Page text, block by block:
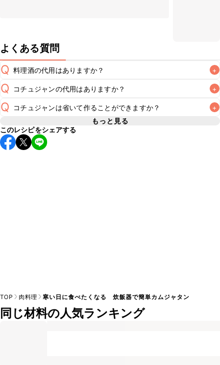
よくある質問
Q 料理酒の代用はありますか？ +
A
Q コチュジャンの代用はありますか？ +
A
Q コチュジャンは省いて作ることができますか？ +
A
使用量が少ない場合は省いてもお作りいただけますが、メイ
ンの味付けとして使用している場合は省くと味がぼやける可
能性があるため、
もっと見る
このレシピをシェアする
TOP 肉料理 寒い日に食べたくなる 炊飯器で簡単カムジャタン
同じ材料の人気ランキング